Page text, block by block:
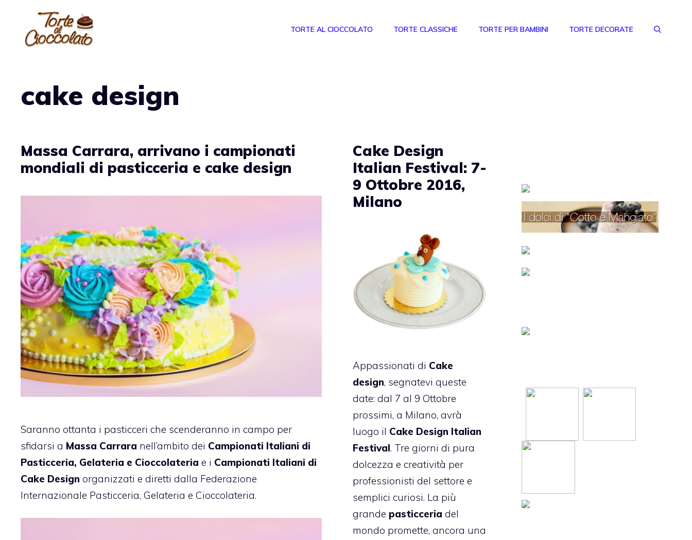
contenuto
TORTE AL CIOCCOLATO TORTE CLASSICHE TORTE PER BAMBINI TORTE DECORATE
cake design
Massa Carrara, arrivano i campionati
mondiali di pasticceria e cake design
Saranno ottanta i pasticceri che scenderanno in campo per
sfidarsi a Massa Carrara nell’ambito dei Campionati Italiani di
Pasticceria, Gelateria e Cioccolateria e i Campionati Italiani di
Cake Design organizzati e diretti dalla Federazione
Internazionale Pasticceria, Gelateria e Cioccolateria.
Cake Design
Italian Festival: 7-
9 Ottobre 2016,
Milano
Appassionati di Cake
design, segnatevi queste
date: dal 7 al 9 Ottobre
prossimi, a Milano, avrà
luogo il Cake Design Italian
Festival. Tre giorni di pura
dolcezza e creatività per
professionisti del settore e
semplici curiosi. La più
grande pasticceria del
mondo promette, ancora una